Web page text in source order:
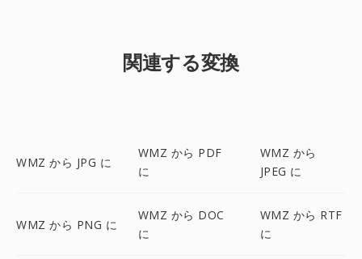
関連する変換
WMZ から JPG に
WMZ から PDF
に
WMZ から
JPEG に
WMZ から PNG に
WMZ から DOC
に
WMZ から RTF
に